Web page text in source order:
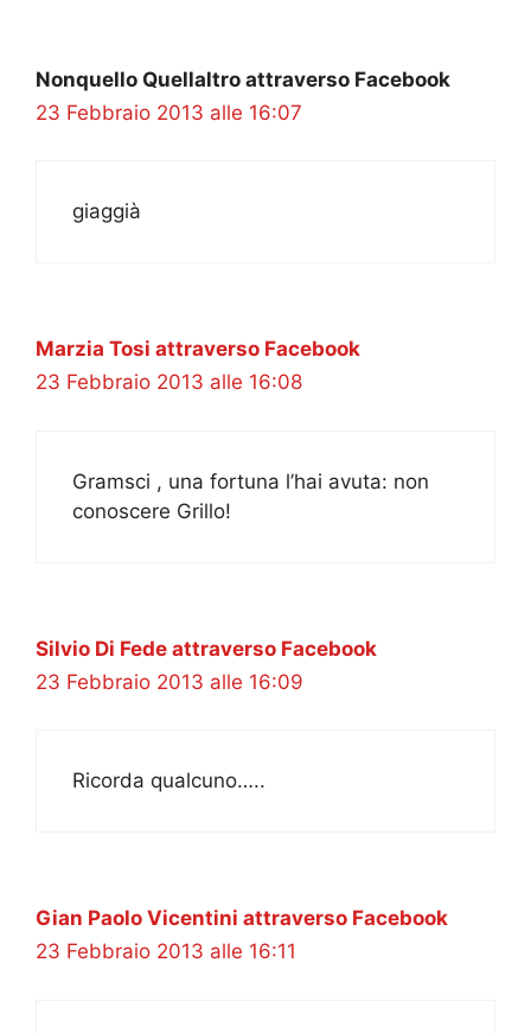
Nonquello Quellaltro attraverso Facebook
23 Febbraio 2013 alle 16:07
giaggià
Marzia Tosi attraverso Facebook
23 Febbraio 2013 alle 16:08
Gramsci , una fortuna l’hai avuta: non
conoscere Grillo!
Silvio Di Fede attraverso Facebook
23 Febbraio 2013 alle 16:09
Ricorda qualcuno…..
Gian Paolo Vicentini attraverso Facebook
23 Febbraio 2013 alle 16:11